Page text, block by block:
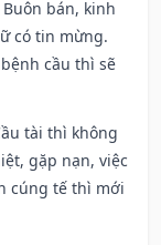
bán, kinh
có tin mừng.
cầu thì sẽ
tài thì không
gặp nạn, việc
cúng tế thì mới